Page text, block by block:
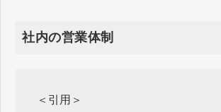
社内の営業体制
＜引用＞